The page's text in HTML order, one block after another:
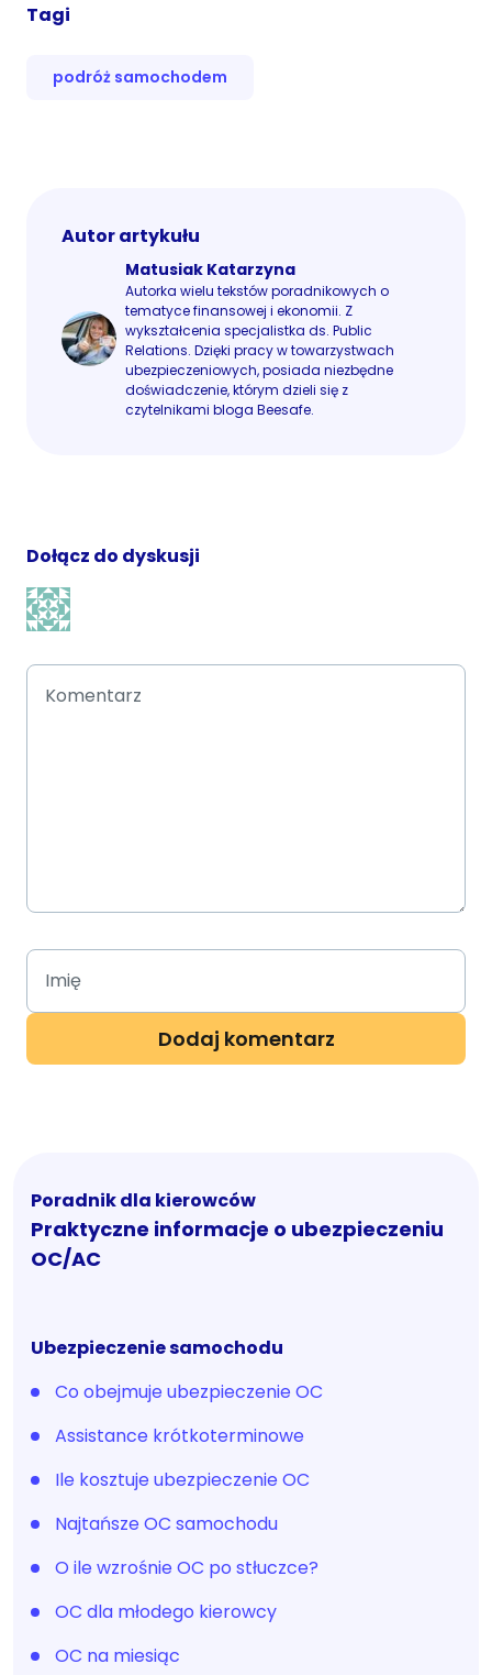
Tagi
podróż samochodem
Autor artykułu
Matusiak Katarzyna
Autorka wielu tekstów poradnikowych o
tematyce finansowej i ekonomii. Z
wykształcenia specjalistka ds. Public
Relations. Dzięki pracy w towarzystwach
ubezpieczeniowych, posiada niezbędne
doświadczenie, którym dzieli się z
czytelnikami bloga Beesafe.
Dołącz do dyskusji
Poradnik dla kierowców
Praktyczne informacje o ubezpieczeniu
OC/AC
Ubezpieczenie samochodu
Co obejmuje ubezpieczenie OC
Assistance krótkoterminowe
Ile kosztuje ubezpieczenie OC
Najtańsze OC samochodu
O ile wzrośnie OC po stłuczce?
OC dla młodego kierowcy
OC na miesiąc